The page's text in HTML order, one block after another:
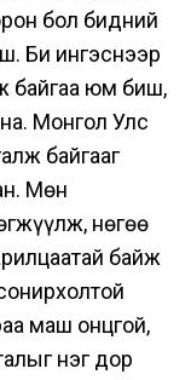
бол бидний
Би ингэснээр
байгаа юм биш,
Монгол Улс
байгааг
Мөн
нөгөө
байж
маш онцгой,
нэг дор